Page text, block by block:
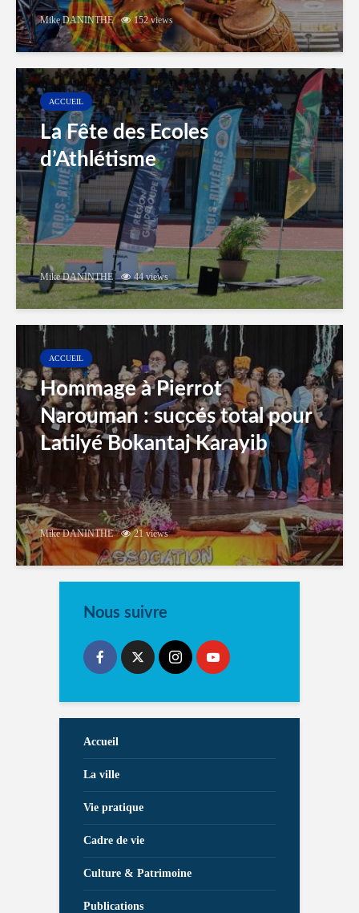
Mike DANINTHE 152 views
ACCUEIL
La Fête des Ecoles
d’Athlétisme
Mike DANINTHE 44 views
ACCUEIL
Hommage à Pierrot
Narouman : succés total pour
Latilyé Bokantaj Karayib
Mike DANINTHE 21 views
Nous suivre
Accueil
La ville
Vie pratique
Cadre de vie
Culture & Patrimoine
Publications